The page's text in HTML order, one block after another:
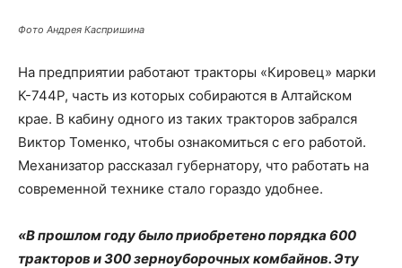
Фото Андрея Каспришина
На предприятии работают тракторы «Кировец» марки
К-744Р, часть из которых собираются в Алтайском
крае. В кабину одного из таких тракторов забрался
Виктор Томенко, чтобы ознакомиться с его работой.
Механизатор рассказал губернатору, что работать на
современной технике стало гораздо удобнее.
«В прошлом году было приобретено порядка 600
тракторов и 300 зерноуборочных комбайнов. Эту